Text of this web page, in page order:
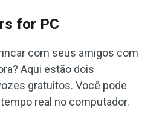
for PC
com seus amigos com
Aqui estão dois
gratuitos. Você pode
real no computador.